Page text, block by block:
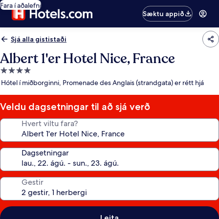
Fara í aðalefni
Sæktu appið
Sjá alla gististaði
Albert 1'er Hotel Nice, France
4.0
stjörnu
Hótel í miðborginni, Promenade des Anglais (strandgata) er rétt hjá
Veldu dagsetningar til að sjá verð
Hvert viltu fara?
Dagsetningar
Gestir